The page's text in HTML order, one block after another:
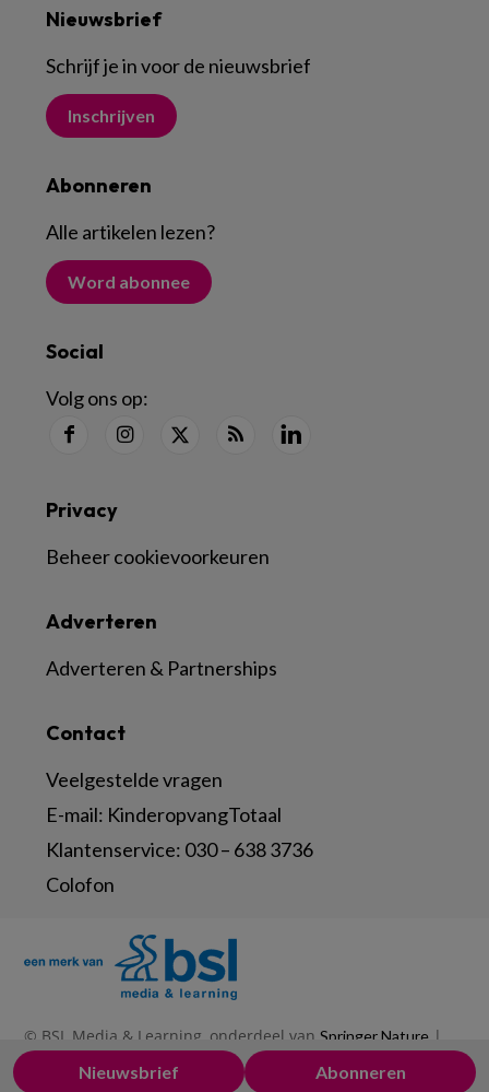
Nieuwsbrief
Schrijf je in voor de nieuwsbrief
Inschrijven
Abonneren
Alle artikelen lezen?
Word abonnee
Social
Volg ons op:
Contact
Veelgestelde vragen
E-mail: KinderopvangTotaal
Klantenservice: 030 – 638 3736
Colofon
Adverteren
Adverteren & Partnerships
Privacy
Beheer cookievoorkeuren
© BSL Media & Learning, onderdeel van Springer Nature |
Privacy Statement | Disclaimer|Voorwaarden
Nieuwsbrief Abonneren